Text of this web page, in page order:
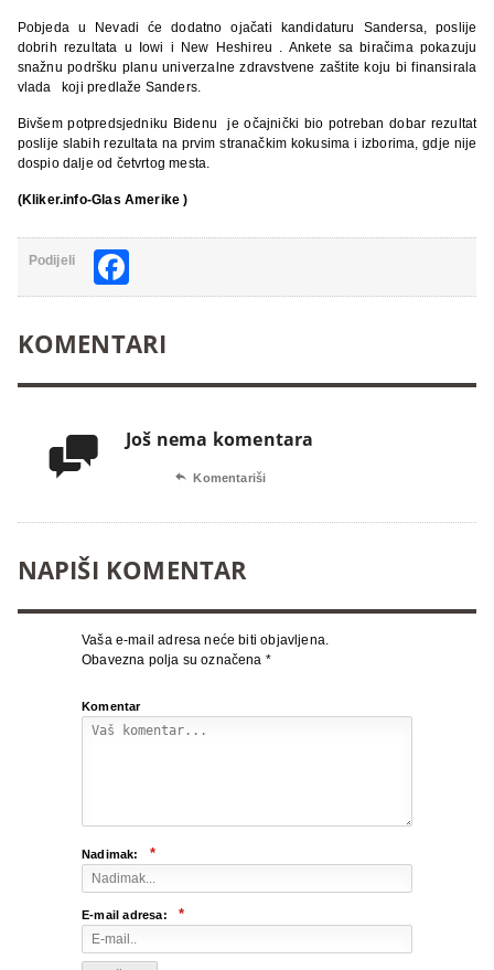
Pobjeda u Nevadi će dodatno ojačati kandidaturu Sandersa, poslije
dobrih rezultata u Iowi i New Heshireu . Ankete sa biračima pokazuju
snažnu podršku planu univerzalne zdravstvene zaštite koju bi finansirala
vlada koji predlaže Sanders.
Bivšem potpredsjedniku Bidenu je očajnički bio potreban dobar rezultat
poslije slabih rezultata na prvim stranačkim kokusima i izborima, gdje nije
dospio dalje od četvrtog mesta.
(Kliker.info-Glas Amerike )
Podijeli
KOMENTARI
 Još nema komentara
 Komentariši
NAPIŠI KOMENTAR
Vaša e-mail adresa neće biti objavljena.
Obavezna polja su označena *
Komentar
Nadimak: *
E-mail adresa: *